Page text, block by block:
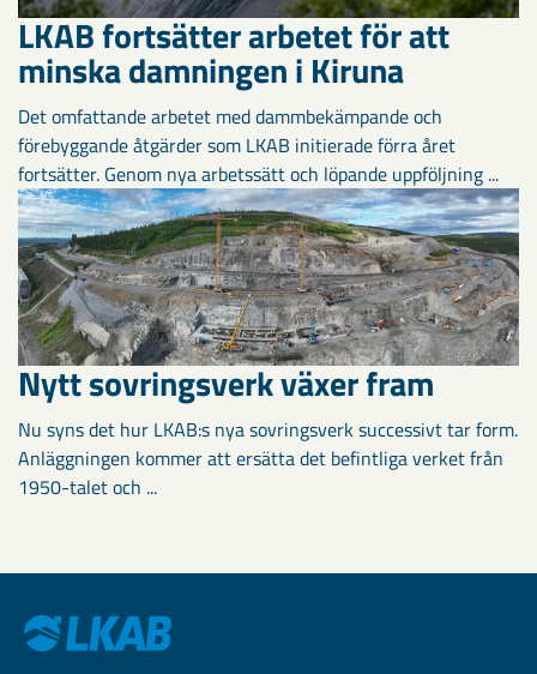
LKAB fortsätter arbetet för att
minska damningen i Kiruna
Det omfattande arbetet med dammbekämpande och
förebyggande åtgärder som LKAB initierade förra året
fortsätter. Genom nya arbetssätt och löpande uppföljning ...
Nytt sovringsverk växer fram
Nu syns det hur LKAB:s nya sovringsverk successivt tar form.
Anläggningen kommer att ersätta det befintliga verket från
1950-talet och ...